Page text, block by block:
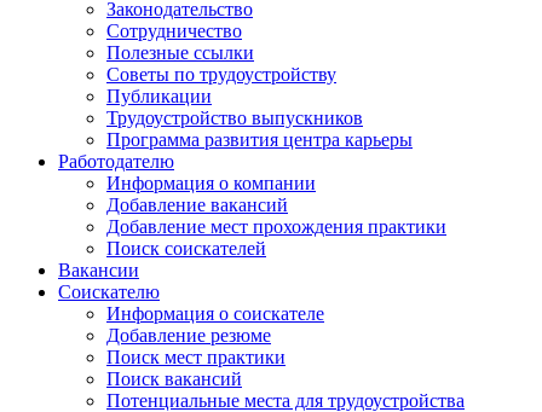
Законодательство
Сотрудничество
Полезные ссылки
Советы по трудоустройству
Публикации
Трудоустройство выпускников
Программа развития центра карьеры
Работодателю
Информация о компании
Добавление вакансий
Добавление мест прохождения практики
Поиск соискателей
Вакансии
Соискателю
Информация о соискателе
Добавление резюме
Поиск мест практики
Поиск вакансий
Потенциальные места для трудоустройства